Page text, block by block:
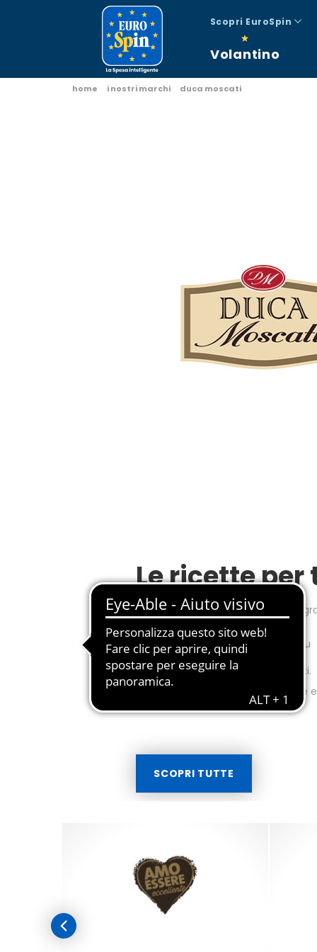
Scopri EuroSpin
Volantino
home i nostri marchi duca moscati
Le ricette per
Cenetta romantica per due o
Per ogni occasione ci vuole il menu
perfetto, da preparare con cura, a
partire dalla scelta degli ingredienti.
Lasciati ispirare dalle nostre ricette e
stupisci i tuoi commensali!
SCOPRI TUTTE